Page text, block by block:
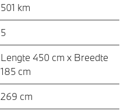
501 km
5
Lengte 450 cm x Breedte
185 cm
269 cm